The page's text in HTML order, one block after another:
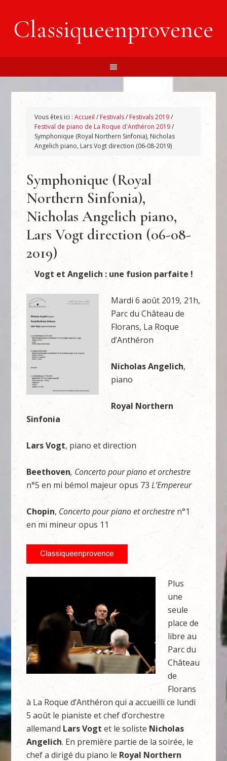
Classiqueenprovence
Vous êtes ici :Accueil / Festivals/ Festivals 2019/
Festival de piano de La Roque d'Anthéron 2019/
Symphonique (Royal Northern Sinfonia), Nicholas
Angelich piano, Lars Vogt direction (06-08-2019)
Symphonique (Royal
Northern Sinfonia),
Nicholas Angelich piano,
Lars Vogt direction (06-08-
2019)
Vogt et Angelich : une fusion parfaite !
Mardi 6 août 2019, 21h,
Parc du Château de
Florans, La Roque
d’Anthéron
Nicholas Angelich,
piano
Royal Northern
Sinfonia
Lars Vogt, piano et direction
Beethoven, Concerto pour piano et orchestre
n°5 en mi bémol majeur opus 73L’Empereur
Chopin, Concerto pour piano et orchestre n°1
en mi mineur opus 11
Plus
une
seule
place de
libre au
Parc du
Château
de
Florans
à La Roque d’Anthéron qui a accueilli ce lundi
5 août le pianiste et chef d’orchestre
allemand Lars Vogt et le soliste Nicholas
Angelich. En première partie de la soirée, le
chef a dirigé du piano le Royal Northern